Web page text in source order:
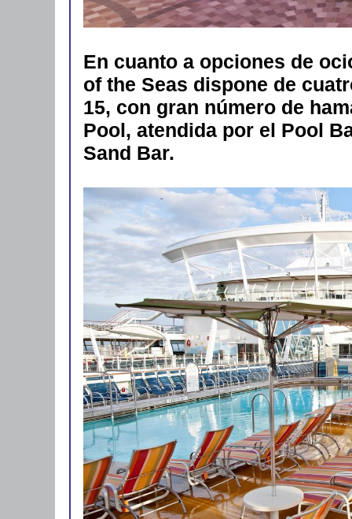
En cuanto a opciones de
of the Seas dispone de
15, con gran número de
Pool, atendida por el Pool
Sand Bar.